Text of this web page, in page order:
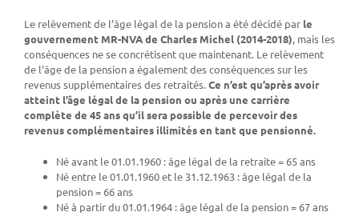
Le relèvement de l’âge légal de la pension a été décidé par le
gouvernement MR-NVA de Charles Michel (2014-2018), mais les
conséquences ne se concrétisent que maintenant. Le relèvement
de l’âge de la pension a également des conséquences sur les
revenus supplémentaires des retraités.Ce n’est qu’après avoir
atteint l’âge légal de la pension ou après une carrière
complète de 45 ans qu’il sera possible de percevoir des
revenus complémentaires illimités en tant que pensionné.
Né avant le 01.01.1960 : âge légal de la retraite = 65 ans
Né entre le 01.01.1960 et le 31.12.1963 : âge légal de la
pension = 66 ans
Né à partir du 01.01.1964 : âge légal de la pension = 67 ans